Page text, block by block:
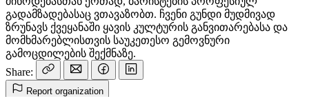
გადამზადებასაც ვთავაზობთ. ჩვენი გუნდი მუდმივად
ზრუნავს ქვეყანაში ყავის კულტურის განვითარებასა და
მომხმარებლისთვის საუკეთესო გემოვნური
გამოცდილების შექმნაზე.
Share:
Report organization